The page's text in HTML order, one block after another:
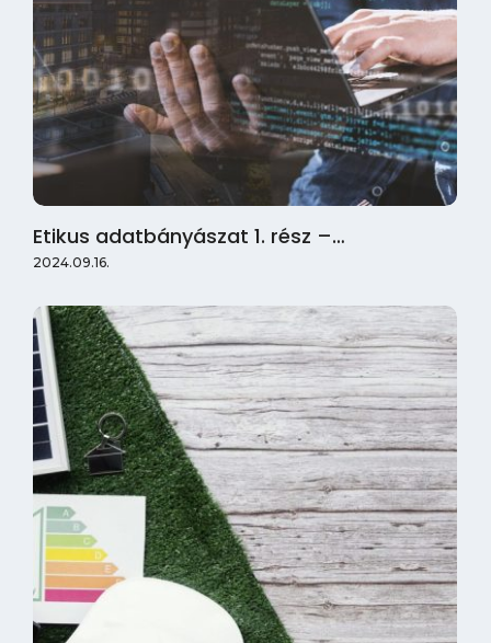
Etikus adatbányászat 1. rész –…
2024.09.16.